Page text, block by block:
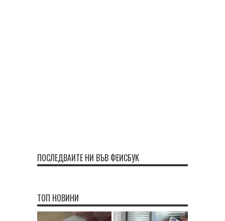
ПОСЛЕДВАЙТЕ НИ ВЪВ ФЕЙСБУК
ТОП НОВИНИ